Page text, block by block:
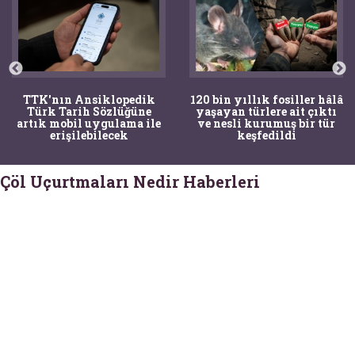
TTK'nın Ansiklopedik
Türk Tarih Sözlüğüne
artık mobil uygulama ile
erişilebilecek
120 bin yıllık fosiller hâlâ
yaşayan türlere ait çıktı
ve nesli kurumuş bir tür
keşfedildi
Çöl Uçurtmaları Nedir Haberleri